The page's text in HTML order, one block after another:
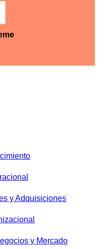
DD
barra
y Adquisiciones
y Mercado